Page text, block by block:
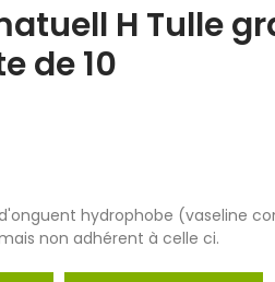
H Tulle
de 10
hydrophobe (vaseline
non adhérent à celle ci.